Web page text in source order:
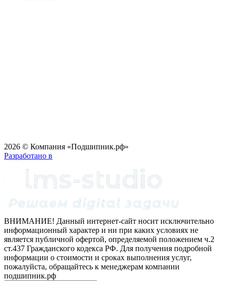
2026 © Компания «Подшипник.рф»
Разработано в
ВНИМАНИЕ! Данный интернет-сайт носит исключительно
информационный характер и ни при каких условиях не
является публичной офертой, определяемой положением ч.2
ст.437 Гражданского кодекса РФ. Для получения подробной
информации о стоимости и сроках выполнения услуг,
пожалуйста, обращайтесь к менеджерам компании
подшипник.рф